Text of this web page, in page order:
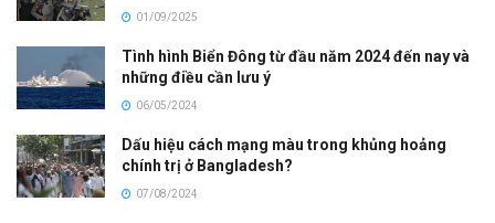
01/09/2025
Tình hình Biển Đông từ đầu năm 2024 đến nay và
những điều cần lưu ý
06/05/2024
Dấu hiệu cách mạng màu trong khủng hoảng
chính trị ở Bangladesh?
07/08/2024